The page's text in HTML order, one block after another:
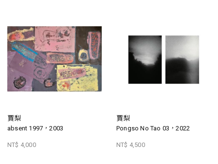
賈梨
absent 1997，2003
NT$ 4,000
賈梨
Pongso No Tao 03，2022
NT$ 4,500